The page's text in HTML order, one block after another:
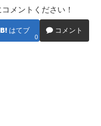
メントください！
はてブ
0
コメント